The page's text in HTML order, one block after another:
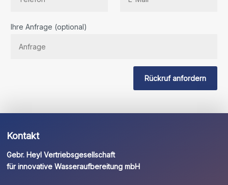
Sie
Ihre Anfrage (optional)
Rückruf anfordern
Kontakt
Gebr. Heyl Vertriebsgesellschaft
für innovative Wasseraufbereitung mbH